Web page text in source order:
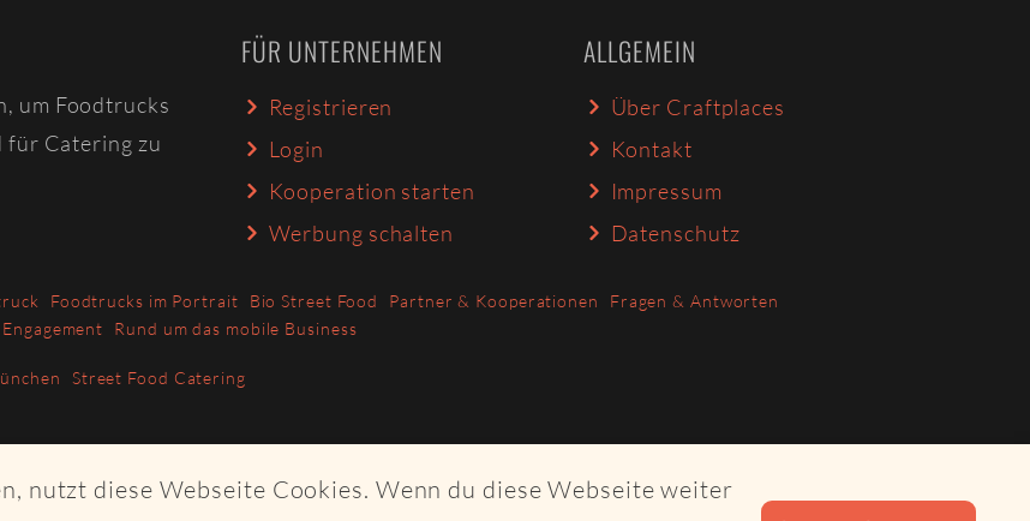
nutzt diese Webseite Cookies. Wenn du diese Webseite weiter
um Foodtrucks
für Catering zu
FÜR UNTERNEHMEN
Registrieren
Login
Kooperation starten
Werbung schalten
ALLGEMEIN
Über Craftplaces
Kontakt
Impressum
Datenschutz
Foodtrucks im Portrait Bio Street Food Partner & Kooperationen
Fragen & Antworten
Rund um das mobile Business
Street Food Catering